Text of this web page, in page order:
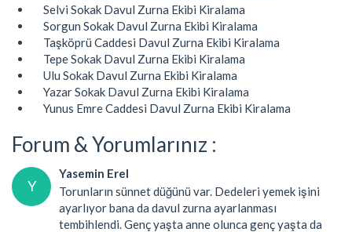
Selvi Sokak Davul Zurna Ekibi Kiralama
Sorgun Sokak Davul Zurna Ekibi Kiralama
Taşköprü Caddesi Davul Zurna Ekibi Kiralama
Tepe Sokak Davul Zurna Ekibi Kiralama
Ulu Sokak Davul Zurna Ekibi Kiralama
Yazar Sokak Davul Zurna Ekibi Kiralama
Yunus Emre Caddesi Davul Zurna Ekibi Kiralama
Forum & Yorumlarınız :
Y
Yasemin Erel
Torunların sünnet düğünü var. Dedeleri yemek işini
ayarlıyor bana da davul zurna ayarlanması
tembihlendi. Genç yaşta anne olunca genç yaşta da